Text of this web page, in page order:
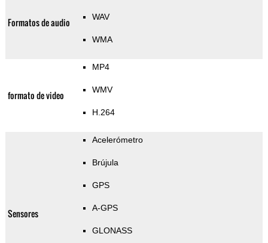
Formatos de audio WAV
WMA
formato de video
MP4
WMV
H.264
Sensores
Acelerómetro
Brújula
GPS
A-GPS
GLONASS